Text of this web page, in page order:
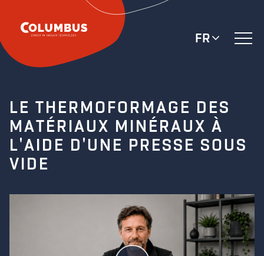
FR
LE THERMOFORMAGE DES
MATÉRIAUX MINÉRAUX À
L'AIDE D'UNE PRESSE SOUS
VIDE